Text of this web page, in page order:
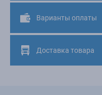
Варианты оплаты
Доставка товара